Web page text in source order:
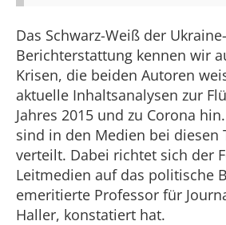
Das Schwarz-Weiß der Ukraine-
Berichterstattung kennen wir
Krisen, die beiden Autoren
aktuelle Inhaltsanalysen zur
Jahres 2015 und zu Corona
sind in den Medien bei diesen
verteilt. Dabei richtet sich der
Leitmedien auf das politische
emeritierte Professor für
Haller, konstatiert hat.